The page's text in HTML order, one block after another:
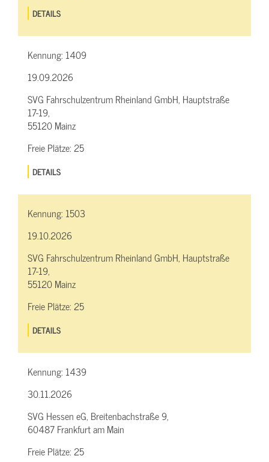
DETAILS
Kennung: 1409
19.09.2026
SVG Fahrschulzentrum Rheinland GmbH, Hauptstraße
17-19,
55120 Mainz
Freie Plätze:25
DETAILS
Kennung: 1503
19.10.2026
SVG Fahrschulzentrum Rheinland GmbH, Hauptstraße
17-19,
55120 Mainz
Freie Plätze:25
DETAILS
Kennung: 1439
30.11.2026
SVG Hessen eG, Breitenbachstraße 9,
60487 Frankfurt am Main
Freie Plätze:25